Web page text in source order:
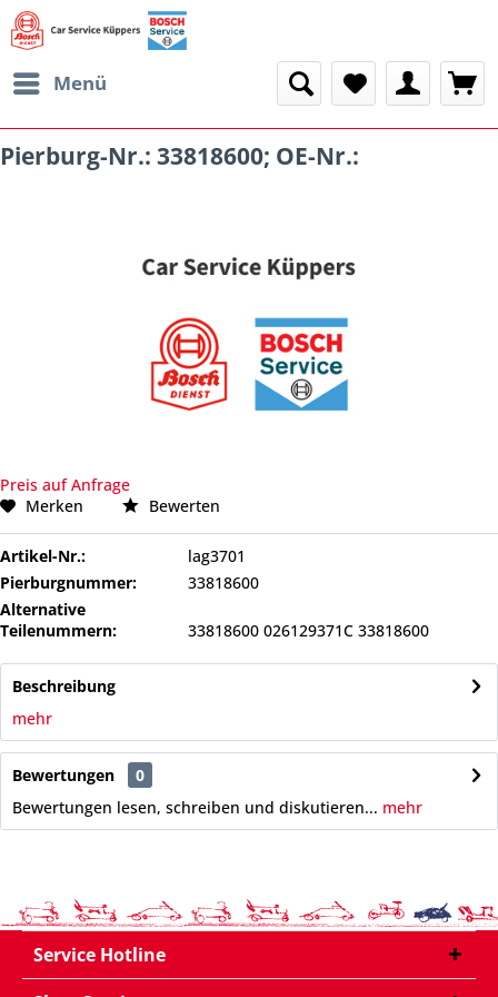
Menü
Pierburg-Nr.: 33818600; OE-Nr.:
Preis auf Anfrage
Merken
Bewerten
Artikel-Nr.:
lag3701
Pierburgnummer:
33818600
Alternative
Teilenummern:
33818600 026129371C 33818600
Beschreibung
mehr
Bewertungen
0
Bewertungen lesen, schreiben und diskutieren... mehr
Service Hotline